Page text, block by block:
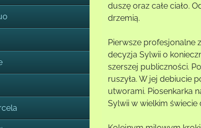
duszę oraz całe ciało.
drzemią.
Pierwsze profesjonalne
decyzja Sylwii o
szerszej publiczności.
ruszyła. W jej debiucie
utworami. Piosenkarka
Sylwii w wielkim świecie